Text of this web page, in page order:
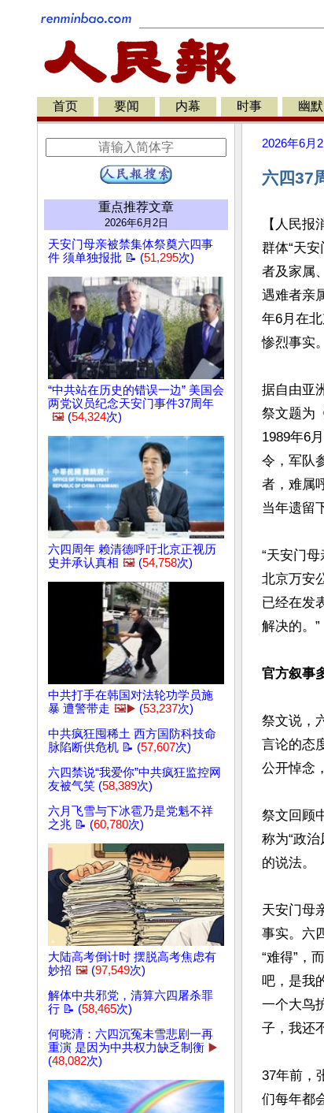
首页 要闻 内幕 时事 幽默
重点推荐文章
2026年6月2日
天安门母亲被禁集体祭奠六四事
件 须单独报批 📝 (51,295次)
“中共站在历史的错误一边” 美国会
两党议员纪念天安门事件37周年
🖼️ (54,324次)
六四周年 赖清德呼吁北京正视历
史并承认真相 🖼️ (54,758次)
中共打手在韩国对法轮功学员施
暴 遭警带走 🖼️▶️ (53,237次)
中共疯狂囤稀土 西方国防科技命
脉陷断供危机 📝 (57,607次)
六四禁说“我爱你”中共疯狂监控网
友被气笑 (58,389次)
六月飞雪与下冰雹乃是党魁不祥
之兆 📝 (60,780次)
大陆高考倒计时 摆脱高考焦虑有
妙招 🖼️ (97,549次)
解体中共邪党，清算六四屠杀罪
行 📝 (58,465次)
何晓清：六四沉冤未雪悲剧一再
重演 是因为中共权力缺乏制衡 ▶️
(48,082次)
2026年6月2
六四37
【人民
群体“天
者及家属
遇难者亲
年6月在
惨烈事实。
据自由亚
祭文题为
1989年6
令，军队
者，难属
当年遗留
“天安门
北京万安
已经在发
解决的。”
官方叙事
祭文说，
言论的态
公开悼念
祭文回顾
称为“政
的说法。
天安门母
事实。六
“难得”，
吧，是我
一个大鸟
子，我还
37年前，
们每年都